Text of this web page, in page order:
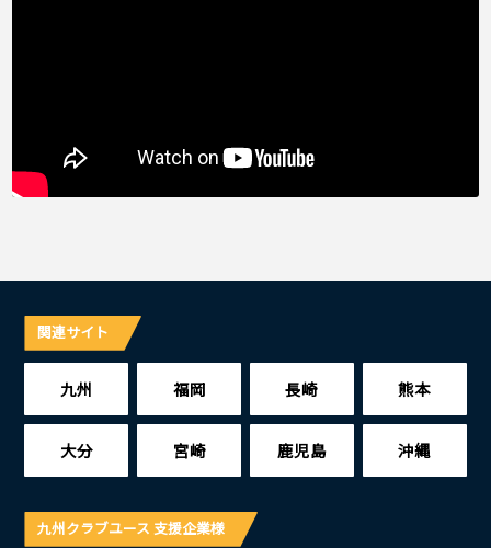
関連サイト
九州 福岡 長崎 熊本
大分 宮崎 鹿児島 沖縄
九州クラブユース 支援企業様